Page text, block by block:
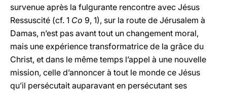
survenue après la fulgurante rencontre avec Jésus
Ressuscité (cf. 1 Co 9, 1), sur la route de Jérusalem à
Damas, n’est pas avant tout un changement moral,
mais une expérience transformatrice de la grâce du
Christ, et dans le même temps l’appel à une nouvelle
mission, celle d’annoncer à tout le monde ce Jésus
qu’il persécutait auparavant en persécutant ses